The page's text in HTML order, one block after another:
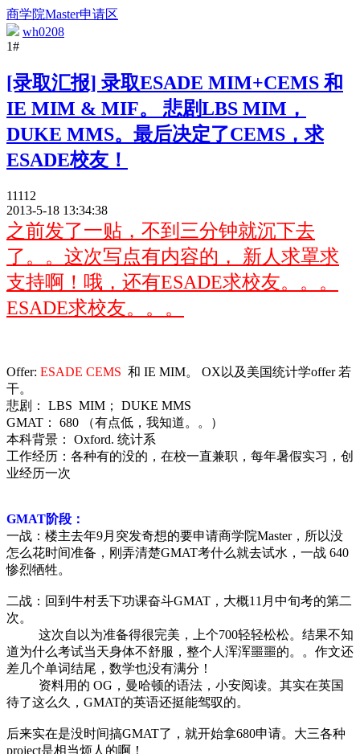
商学院Master申请区
wh0208
1#
[录取汇报] 录取ESADE MIM+CEMS 和
IE MIM & MIF。 悲剧LBS MIM，
DUKE MMS。最后决定了CEMS，求
ESADE校友！
11112
2013-5-18 13:34:38
之前发了一贴，不到三分钟就沉下去
了。。这次写点有内容的， 新人求罩求
支持啊！哦，还有ESADE求校友。。。
ESADE求校友。。。
Offer: ESADE CEMS 和 IE MIM。 OX以及美国统计学offer 若
干。
悲剧： LBS MIM； DUKE MMS
GMAT： 680 （有点低，我知道。。）
本科背景： Oxford. 统计系
工作经历：各种有的没的，在校一直兼职，每年暑假实习，创
业经历一次
GMAT阶段：
一战：楼主去年9月突发奇想的要申请商学院Master，所以没
怎么花时间准备，刚弄清楚GMAT考什么就去试水，一战 640
惨烈牺牲。
二战：回到牛村丢下功课奋斗GMAT，大概11月中旬考的第二
次。
这次自以为准备得很完美，上个700轻轻松松。结果不知
道为什么考试当天身体不舒服，整个人浑浑噩噩的。。作文还
差几个单词结尾，数学也没有满分！
资料用的 OG，曼哈顿的语法，小安阅读。其实在英国
待了这么久，GMAT的英语还挺能驾驭的。
后来实在是没时间搞GMAT了，就开始拿680申请。大三各种
project是相当烦人的啊！